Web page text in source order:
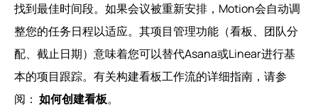
找到最佳时间段。如果会议被重新安排，Motion会自动调
整您的任务日程以适应。其项目管理功能（看板、团队分
配、截止日期）意味着您可以替代Asana或Linear进行基
本的项目跟踪。有关构建看板工作流的详细指南，请参
阅： 如何创建看板。